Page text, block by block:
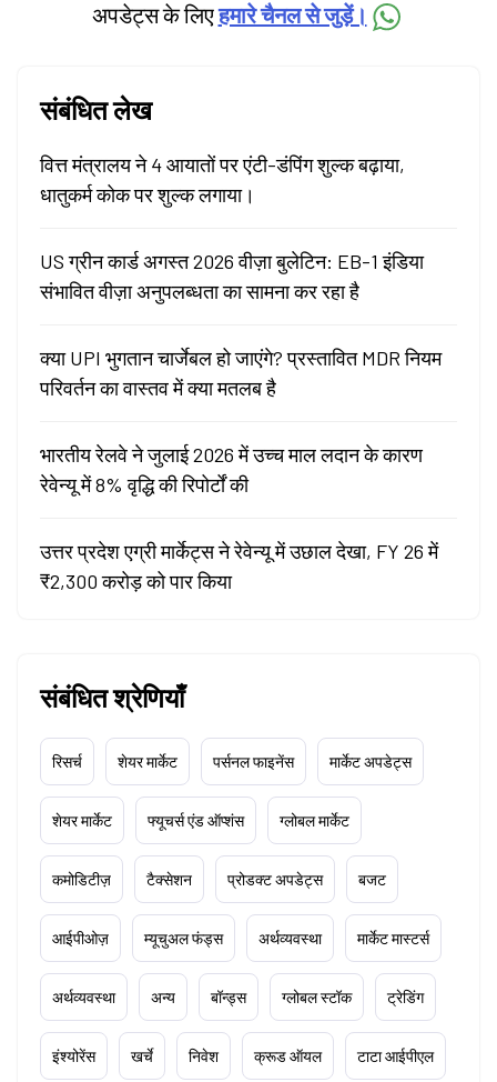
अपडेट्स के लिएहमारे चैनल से जुड़ें।
संबंधित लेख
वित्त मंत्रालय ने 4 आयातों पर एंटी-डंपिंग शुल्क बढ़ाया,
धातुकर्म कोक पर शुल्क लगाया।
US ग्रीन कार्ड अगस्त 2026 वीज़ा बुलेटिन: EB-1 इंडिया
संभावित वीज़ा अनुपलब्धता का सामना कर रहा है
क्या UPI भुगतान चार्जेबल हो जाएंगे? प्रस्तावित MDR नियम
परिवर्तन का वास्तव में क्या मतलब है
भारतीय रेलवे ने जुलाई 2026 में उच्च माल लदान के कारण
रेवेन्यू में 8% वृद्धि की रिपोर्टों की
उत्तर प्रदेश एग्री मार्केट्स ने रेवेन्यू में उछाल देखा, FY 26 में
₹2,300 करोड़ को पार किया
संबंधित श्रेणियाँ
रिसर्च शेयर मार्केट पर्सनल फाइनेंस मार्केट अपडेट्स
शेयर मार्केट फ्यूचर्स एंड ऑप्शंस ग्लोबल मार्केट
कमोडिटीज़ टैक्सेशन प्रोडक्ट अपडेट्स बजट
आईपीओज़ म्यूचुअल फंड्स अर्थव्यवस्था मार्केट मास्टर्स
अर्थव्यवस्था अन्य बॉन्ड्स ग्लोबल स्टॉक ट्रेडिंग
इंश्योरेंस खर्चे निवेश क्रूड ऑयल टाटा आईपीएल